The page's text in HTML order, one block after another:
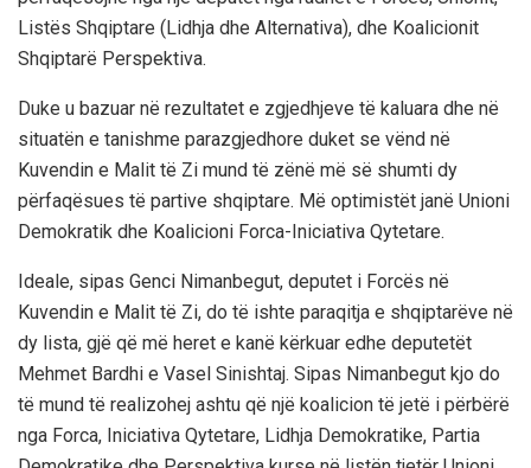
Listës Shqiptare (Lidhja dhe Alternativa), dhe Koalicionit
Shqiptarë Perspektiva.
Duke u bazuar në rezultatet e zgjedhjeve të kaluara dhe në
situatën e tanishme parazgjedhore duket se vënd në
Kuvendin e Malit të Zi mund të zënë më së shumti dy
përfaqësues të partive shqiptare. Më optimistët janë Unioni
Demokratik dhe Koalicioni Forca-Iniciativa Qytetare.
Ideale, sipas Genci Nimanbegut, deputet i Forcës në
Kuvendin e Malit të Zi, do të ishte paraqitja e shqiptarëve në
dy lista, gjë që më heret e kanë kërkuar edhe deputetët
Mehmet Bardhi e Vasel Sinishtaj. Sipas Nimanbegut kjo do
të mund të realizohej ashtu që një koalicion të jetë i përbërë
nga Forca, Iniciativa Qytetare, Lidhja Demokratike, Partia